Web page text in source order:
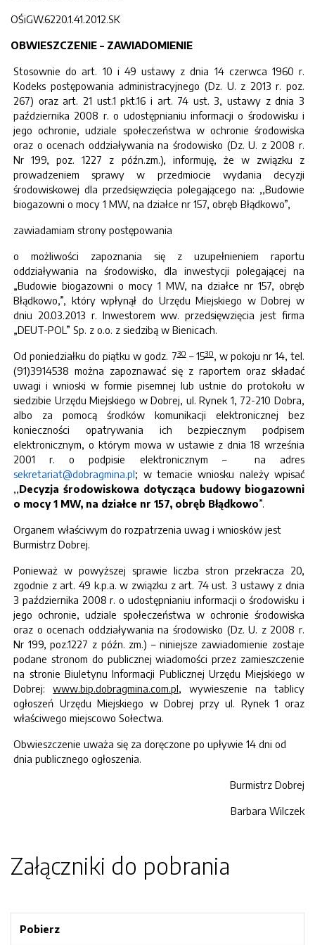
OŚiGW.6220.1.41.2012.SK
OBWIESZCZENIE – ZAWIADOMIENIE
Stosownie do art. 10 i 49 ustawy z dnia 14 czerwca 1960 r.
Kodeks postępowania administracyjnego (Dz. U. z 2013 r. poz.
267) oraz art. 21 ust.1 pkt.16 i art. 74 ust. 3, ustawy z dnia 3
października 2008 r. o udostępnianiu informacji o środowisku i
jego ochronie, udziale społeczeństwa w ochronie środowiska
oraz o ocenach oddziaływania na środowisko (Dz. U. z 2008 r.
Nr 199, poz. 1227 z późn.zm.), informuję, że w związku z
prowadzeniem sprawy w przedmiocie wydania decyzji
środowiskowej dla przedsięwzięcia polegającego na: ,,Budowie
biogazowni o mocy 1 MW, na działce nr 157, obręb Błądkowo”,
zawiadamiam strony postępowania
o możliwości zapoznania się z uzupełnieniem raportu
oddziaływania na środowisko, dla inwestycji polegającej na
„Budowie biogazowni o mocy 1 MW, na działce nr 157, obręb
Błądkowo,”, który wpłynął do Urzędu Miejskiego w Dobrej w
dniu 20.03.2013 r. Inwestorem ww. przedsięwzięcia jest firma
„DEUT-POL” Sp. z o.o. z siedzibą w Bienicach.
Od poniedziałku do piątku w godz. 730– 1530, w pokoju nr 14, tel.
(91)3914538 można zapoznawać się z raportem oraz składać
uwagi i wnioski w formie pisemnej lub ustnie do protokołu w
siedzibie Urzędu Miejskiego w Dobrej, ul. Rynek 1, 72-210 Dobra,
albo za pomocą środków komunikacji elektronicznej bez
konieczności opatrywania ich bezpiecznym podpisem
elektronicznym, o którym mowa w ustawie z dnia 18 września
2001 r. o podpisie elektronicznym – na adres
sekretariat@dobragmina.pl; w temacie wniosku należy wpisać
,,Decyzja środowiskowa dotycząca budowy biogazowni
o mocy 1 MW, na działce nr 157, obręb Błądkowo”.
Organem właściwym do rozpatrzenia uwag i wniosków jest
Burmistrz Dobrej.
Ponieważ w powyższej sprawie liczba stron przekracza 20,
zgodnie z art. 49 k.p.a. w związku z art. 74 ust. 3 ustawy z dnia
3 października 2008 r. o udostępnianiu informacji o środowisku i
jego ochronie, udziale społeczeństwa w ochronie środowiska
oraz o ocenach oddziaływania na środowisko (Dz. U. z 2008 r.
Nr 199, poz.1227 z późn. zm.) – niniejsze zawiadomienie zostaje
podane stronom do publicznej wiadomości przez zamieszczenie
na stronie Biuletynu Informacji Publicznej Urzędu Miejskiego w
Dobrej:www.bip.dobragmina.com.pl, wywieszenie na tablicy
ogłoszeń Urzędu Miejskiego w Dobrej przy ul. Rynek 1 oraz
właściwego miejscowo Sołectwa.
Obwieszczenie uważa się za doręczone po upływie 14 dni od
dnia publicznego ogłoszenia.
Burmistrz Dobrej
Barbara Wilczek
Załączniki do pobrania
Pobierz